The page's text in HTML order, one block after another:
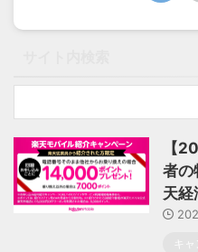
【
者の
天経
キ